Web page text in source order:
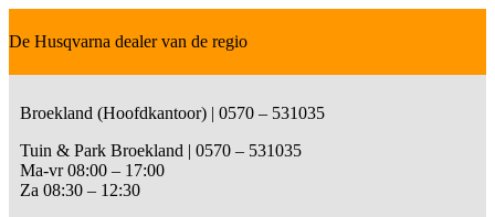
De Husqvarna dealer van de regio
Broekland (Hoofdkantoor) | 0570 – 531035
Tuin & Park Broekland | 0570 – 531035
Ma-vr 08:00 – 17:00
Za 08:30 – 12:30